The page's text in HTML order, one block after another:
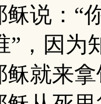
稣说：
”，因为
稣就来